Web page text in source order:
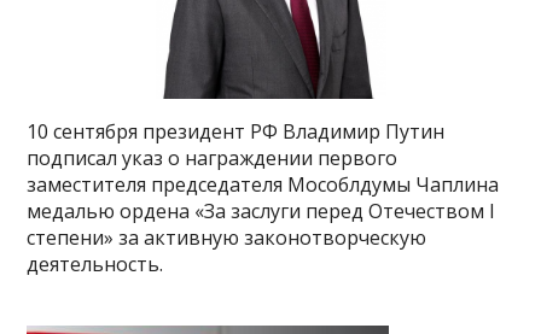
10 сентября президент РФ Владимир Путин
подписал указ о награждении первого
заместителя председателя Мособлдумы Чаплина
медалью ордена «За заслуги перед Отечеством I
степени» за активную законотворческую
деятельность.